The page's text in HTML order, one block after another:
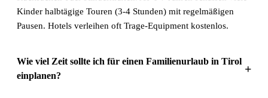
Kinder halbtägige Touren (3-4 Stunden) mit regelmäßigen
Pausen. Hotels verleihen oft Trage-Equipment kostenlos.
Wie viel Zeit sollte ich für einen Familienurlaub in Tirol
einplanen?
+